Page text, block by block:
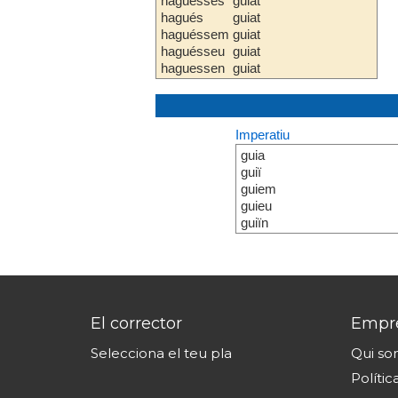
hagués
haguéssem
haguésseu
haguessen
guiat
guiat
guiat
guiat
Imperatiu
guia
guiï
guiem
guieu
guiïn
El corrector
Selecciona el teu pla
Qui